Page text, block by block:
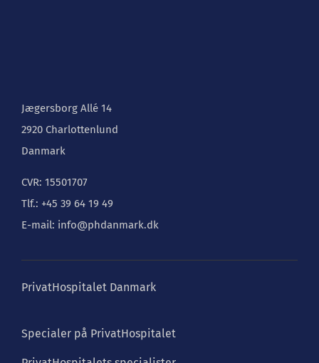
Jægersborg Allé 14
2920 Charlottenlund
Danmark
CVR: 15501707
Tlf.: +45 39 64 19 49
E-mail: info@phdanmark.dk
PrivatHospitalet Danmark
Specialer på PrivatHospitalet